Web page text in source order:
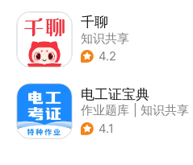
千聊
知识共享
4.2
电工证宝典
作业题库
知识共享
| 其他
4.1